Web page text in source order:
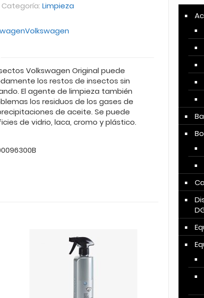
Categoría: Limpieza
Volkswagen
Volkswagen Original puede
los restos de insectos sin
El agente de limpieza también
los residuos de los gases de
de aceite. Se puede
de vidrio, laca, cromo y plástico.